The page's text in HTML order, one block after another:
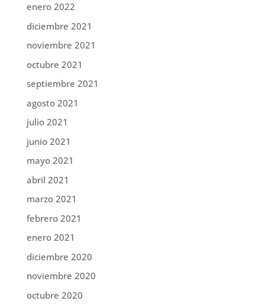
enero 2022
diciembre 2021
noviembre 2021
octubre 2021
septiembre 2021
agosto 2021
julio 2021
junio 2021
mayo 2021
abril 2021
marzo 2021
febrero 2021
enero 2021
diciembre 2020
noviembre 2020
octubre 2020